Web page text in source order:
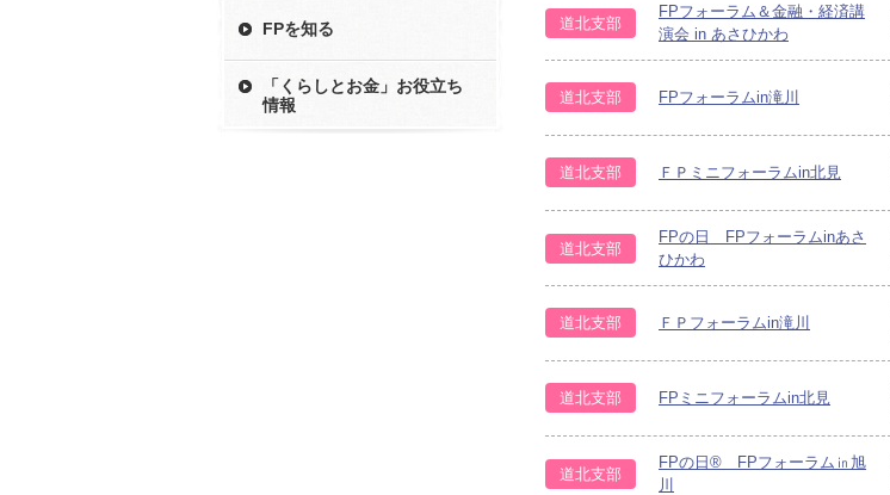
FPを知る
「くらしとお金」お役立ち
情報
道北支部
FPフォーラム＆金融・経済講
演会 in あさひかわ
道北支部 FPフォーラムin滝川
道北支部 ＦＰミニフォーラムin北見
道北支部
FPの日 FPフォーラムinあさ
ひかわ
道北支部 ＦＰフォーラムin滝川
道北支部 FPミニフォーラムin北見
道北支部
FPの日® FPフォーラム㏌旭
川